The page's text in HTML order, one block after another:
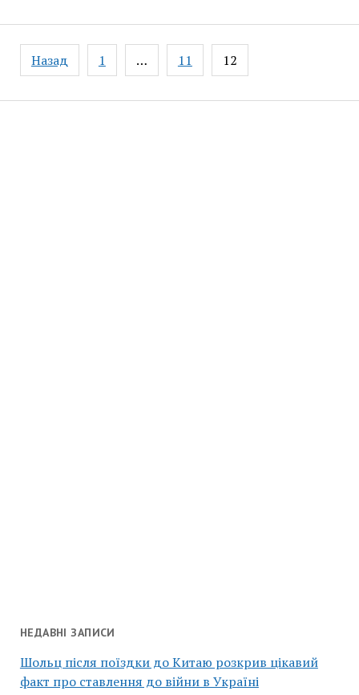
НЕДАВНІ ЗАПИСИ
Шольц після поїздки до Китаю розкрив цікавий
факт про ставлення до війни в Україні
Навігація
записів
Назад 1 … 11 12